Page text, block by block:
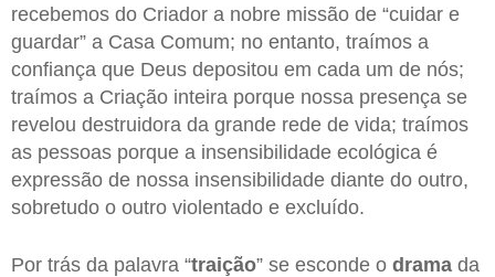
recebemos do Criador a nobre missão de “cuidar e
guardar” a Casa Comum; no entanto, traímos a
confiança que Deus depositou em cada um de nós;
traímos a Criação inteira porque nossa presença se
revelou destruidora da grande rede de vida; traímos
as pessoas porque a insensibilidade ecológica é
expressão de nossa insensibilidade diante do outro,
sobretudo o outro violentado e excluído.
Por trás da palavra “traição” se esconde o drama da